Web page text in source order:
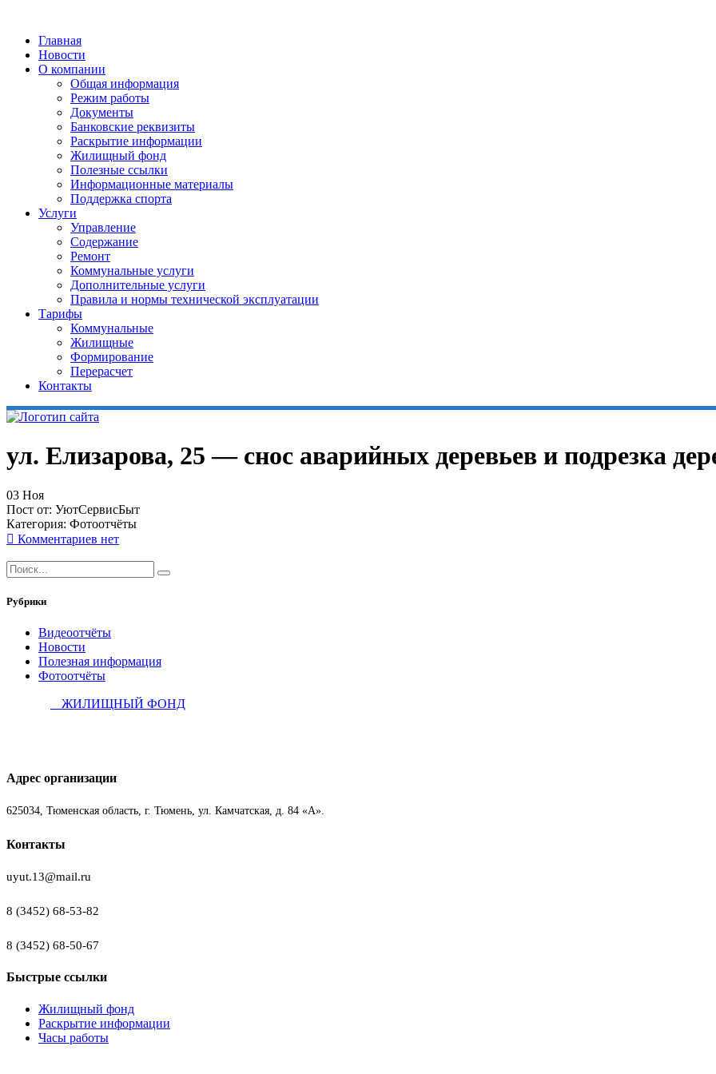
Главная
Новости
О компании
Общая информация
Режим работы
Документы
Банковские реквизиты
Раскрытие информации
Жилищный фонд
Полезные ссылки
Информационные материалы
Поддержка спорта
Услуги
Управление
Содержание
Ремонт
Коммунальные услуги
Дополнительные услуги
Правила и нормы технической эксплуатации
Тарифы
Коммунальные
Жилищные
Формирование
Перерасчет
Контакты
ул. Елизарова, 25 — снос аварийных деревьев и подрезка
03 Ноя
Пост от: УютСервисБыт
Категория: Фотоотчёты
Комментариев нет
Рубрики
Видеоотчёты
Новости
Полезная информация
Фотоотчёты
ЖИЛИЩНЫЙ ФОНД
Адрес организации
625034, Тюменская область, г. Тюмень, ул. Камчатская, д. 84 «А».
Контакты
uyut.13@mail.ru
8 (3452) 68-53-82
8 (3452) 68-50-67
Быстрые ссылки
Жилищный фонд
Раскрытие информации
Часы работы